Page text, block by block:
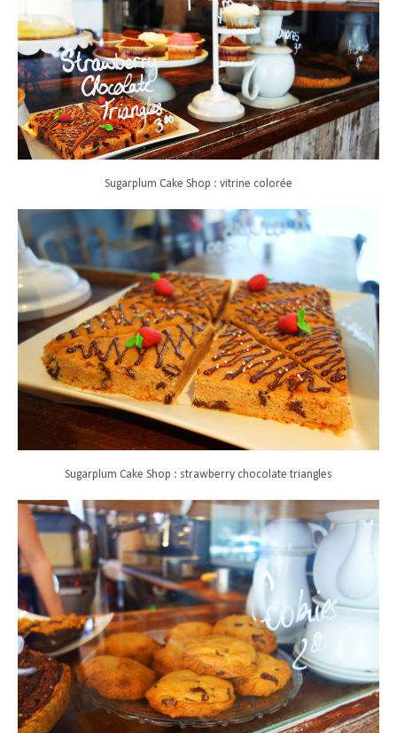
Sugarplum Cake Shop : vitrine colorée
Sugarplum Cake Shop : strawberry chocolate triangles